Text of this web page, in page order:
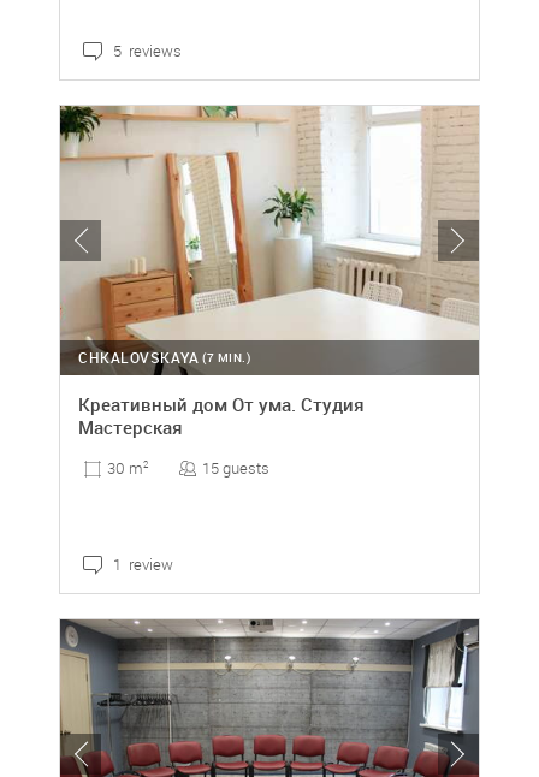
5 reviews
(7 MIN.)
CHKALOVSKAYA
Креативный дом От ума. Студия
Мастерская
30 m2 15 guests
1 review